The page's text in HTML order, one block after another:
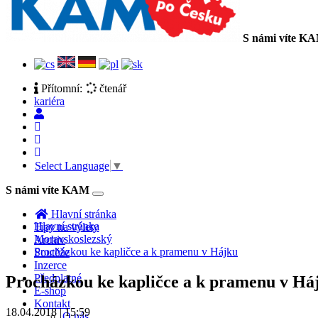
S námi víte
Přítomní:
čtenář
kariéra
Select Language ▼
S námi víte KAM
Toggle
navigation
Hlavní stránka
Tipy na výlety
Archiv
Soutěže
Inzerce
Předplatné
E-shop
Kontakt
Hlavní stránka
Moravskoslezský
Procházkou ke kapličce a k pramenu v Hájku
Procházkou ke kapličce a k pramenu v
18.04.2018 | 15:59